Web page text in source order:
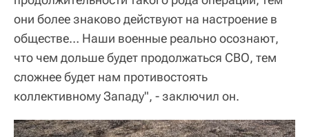
они более знаково действуют на настроение в
обществе… Наши военные реально осознают,
что чем дольше будет продолжаться СВО, тем
сложнее будет нам противостоять
коллективному Западу", - заключил он.